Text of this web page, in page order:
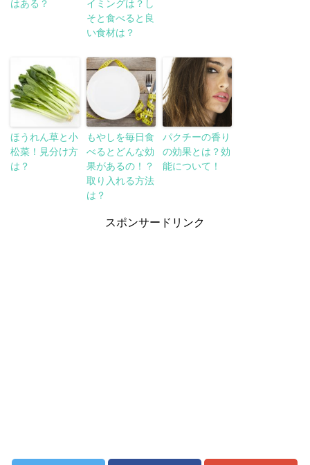
はある？
イミングは？し
そと食べると良
い食材は？
ほうれん草と小
松菜！見分け方
は？
もやしを毎日食
べるとどんな効
果があるの！？
取り入れる方法
は？
パクチーの香り
の効果とは？効
能について！
スポンサードリンク